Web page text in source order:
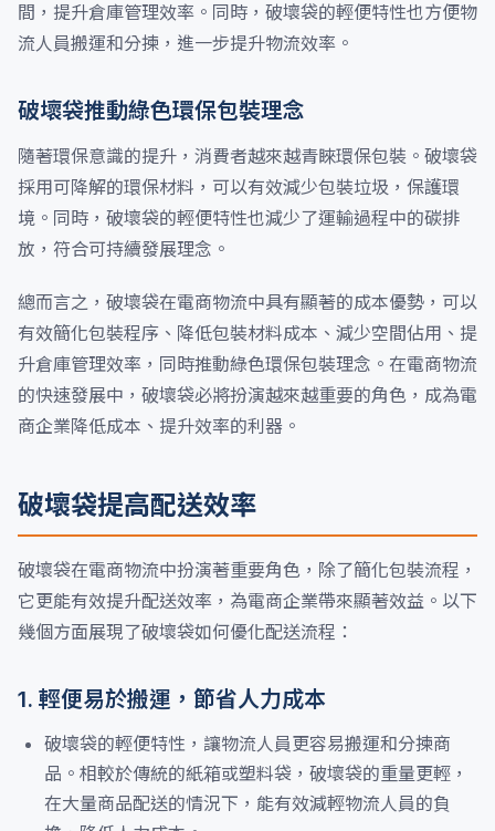
間，提升倉庫管理效率。同時，破壞袋的輕便特性也方便物
流人員搬運和分揀，進一步提升物流效率。
破壞袋推動綠色環保包裝理念
隨著環保意識的提升，消費者越來越青睞環保包裝。破壞袋
採用可降解的環保材料，可以有效減少包裝垃圾，保護環
境。同時，破壞袋的輕便特性也減少了運輸過程中的碳排
放，符合可持續發展理念。
總而言之，破壞袋在電商物流中具有顯著的成本優勢，可以
有效簡化包裝程序、降低包裝材料成本、減少空間佔用、提
升倉庫管理效率，同時推動綠色環保包裝理念。在電商物流
的快速發展中，破壞袋必將扮演越來越重要的角色，成為電
商企業降低成本、提升效率的利器。
破壞袋提高配送效率
破壞袋在電商物流中扮演著重要角色，除了簡化包裝流程，
它更能有效提升配送效率，為電商企業帶來顯著效益。以下
幾個方面展現了破壞袋如何優化配送流程：
1. 輕便易於搬運，節省人力成本
破壞袋的輕便特性，讓物流人員更容易搬運和分揀商
品。相較於傳統的紙箱或塑料袋，破壞袋的重量更輕，
在大量商品配送的情況下，能有效減輕物流人員的負